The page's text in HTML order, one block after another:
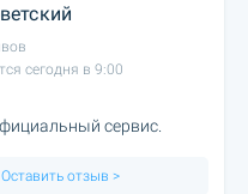
сегодня в 9:00
сервис.
Оставить отзыв >